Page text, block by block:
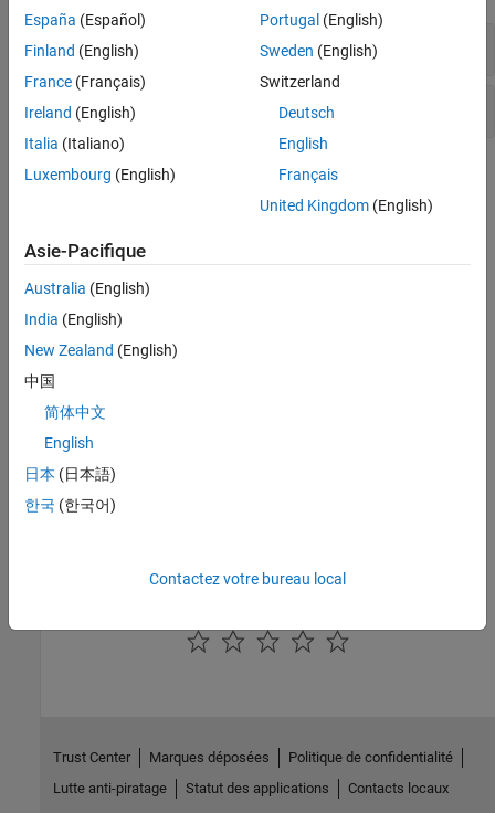
Execution of externally controlled command
Unsafe call to a system function
Check Information
Data Neutralization Issues
PQL Name:
Version History
See Also
Topics
Check for and Review Coding Standard Violations
España (Español)
Finland (English)
France (Français)
Ireland (English)
Italia (Italiano)
Luxembourg (English)
Portugal (English)
Sweden (English)
Switzerland
Deutsch
English
Français
United Kingdom(English)
Asie-Pacifique
Australia (English)
India (English)
New Zealand (English)
中国
简体中文
English
日本 (日本語)
한국 (한국어)
Contactez votre bureau local
Trust Center Marques déposées
Politique de confidentialité
Lutte anti-piratage
Statut des applications
Contacts locaux